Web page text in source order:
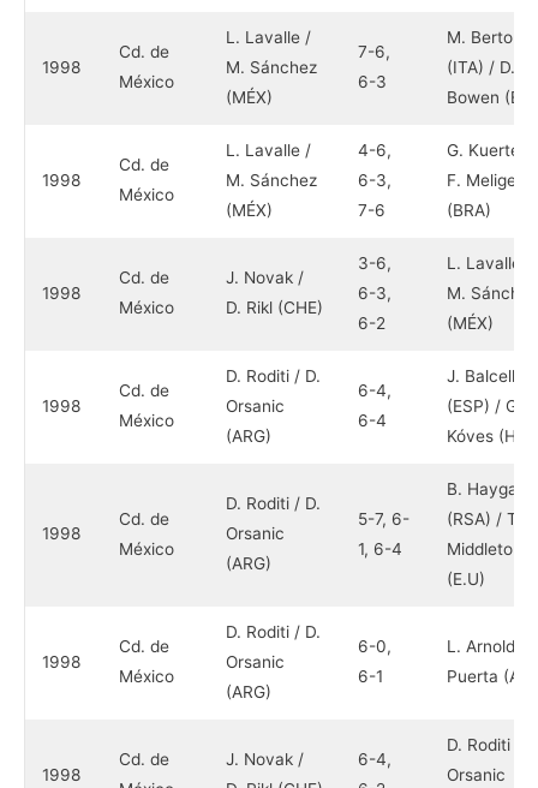
1998
Cd. de
México
L. Lavalle /
M. Sánchez
(MÉX)
7-6,
6-3
M. Bertolini
(ITA) / D.
Bowen
1998
Cd. de
México
L. Lavalle /
M. Sánchez
(MÉX)
4-6,
6-3,
7-6
G. Kuerten
F. Meligeni
(BRA)
1998
Cd. de
México
J. Novak /
D. Rikl (CHE)
3-6,
6-3,
6-2
L. Lavalle /
M. Sánchez
(MÉX)
1998
Cd. de
México
D. Roditi / D.
Orsanic
(ARG)
6-4,
6-4
J. Balcells
(ESP) / G.
Kóves
1998
Cd. de
México
D. Roditi / D.
Orsanic
(ARG)
5-7, 6-
1, 6-4
B. Haygarth
(RSA) / T.
Middleton
(E.U)
1998
Cd. de
México
D. Roditi / D.
Orsanic
(ARG)
6-0,
6-1
L. Arnold /
Puerta
1998
Cd. de
J. Novak /
6-4,
D. Roditi /
Orsanic